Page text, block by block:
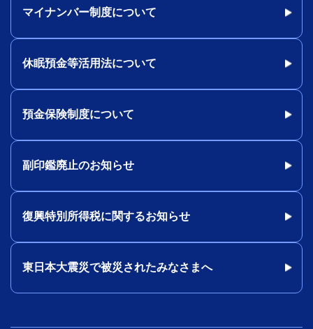
マイナンバー制度について
休眠預金等活用法について
預金保険制度について
副印鑑廃止のお知らせ
復興特別所得税に関するお知らせ
東日本大震災で被災されたみなさまへ